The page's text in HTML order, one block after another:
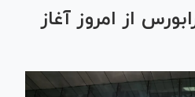
از امروز آغاز